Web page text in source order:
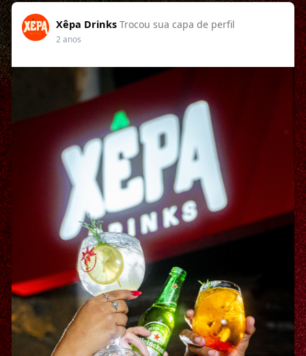
Xêpa Drinks Trocou sua capa de perfil
2 anos